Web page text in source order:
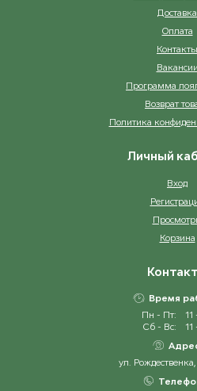
Доставка
Оплата
Контакты
Вакансии
Программа
Возврат
Политика
Личный
Вход
Корзина
Время
Пн - Пт:
11
Сб - Вс:
11
ул. Рождественка,